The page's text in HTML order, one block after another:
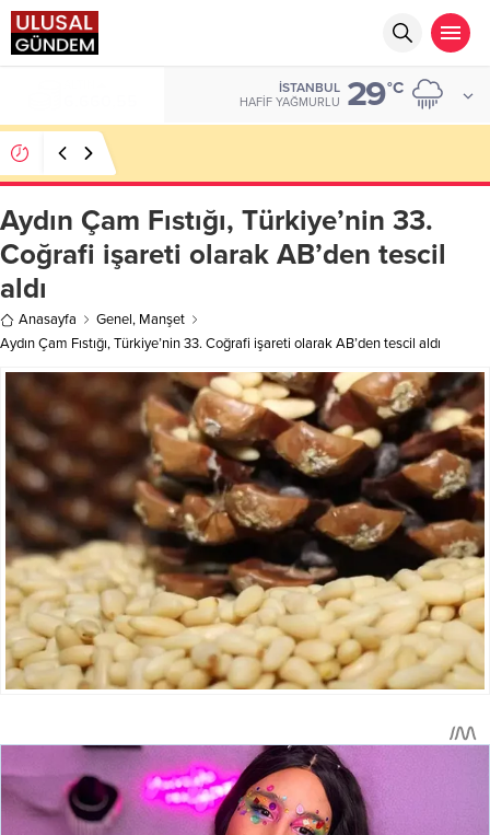
İSTANBUL
HAFIF YAĞMURLU 29°C
Aydın Çam Fıstığı, Türkiye’nin 33.
Coğrafi işareti olarak AB’den tescil
aldı
Anasayfa Genel, Manşet
Aydın Çam Fıstığı, Türkiye’nin 33. Coğrafi işareti olarak AB’den tescil aldı